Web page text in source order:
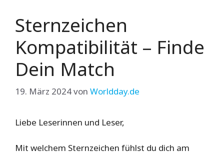
Sternzeichen
Kompatibilität – Finde
Dein Match
19. März 2024von Worldday.de
Liebe Leserinnen und Leser,
Mit welchem Sternzeichen fühlst du dich am